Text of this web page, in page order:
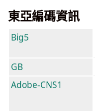
東亞編碼資訊
Big5
GB
Adobe-CNS1